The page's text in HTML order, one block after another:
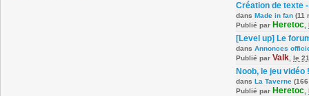
Création de texte
dans Made in fan (11
Publié par Heretoc
[Level up] Le
dans Annonces
Publié par Valk le
Noob, le jeu vidéo !
dans La Taverne
Publié par Heretoc